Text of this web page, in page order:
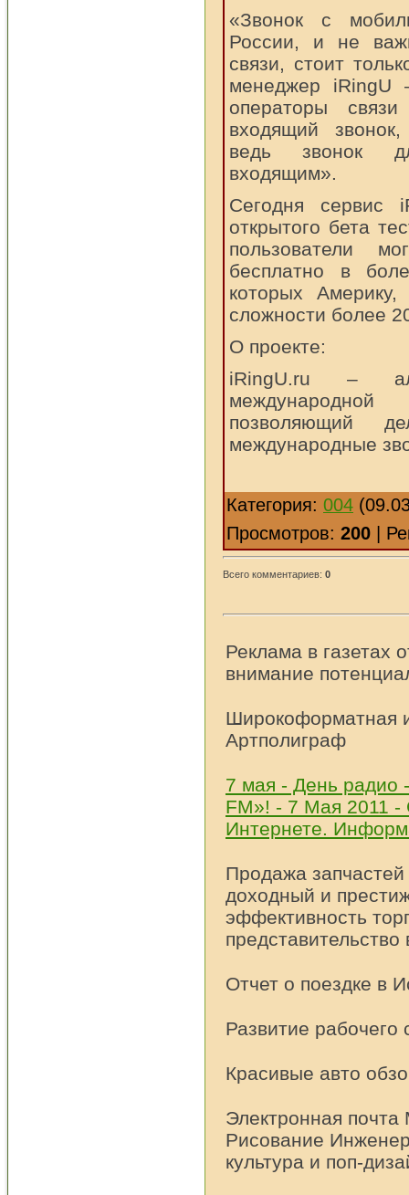
«Звонок с
России, и не
связи, стоит
менеджер
операторы
входящий
ведь звонок
входящим».
Сегодня сервис
открытого бета
пользователи
бесплатно в
которых
сложности более
О проекте:
iRingU.ru –
позволяющий
международные
Категория: 004
Просмотров: 200 |
Всего комментариев: 0
Реклама в газетах
внимание
Широкоформатная
Артполиграф
7 мая - День радио
FM»! - 7 Мая 2011 -
Интернете.
Продажа
доходный и
эффективность
представительство
Отчет о поездке в
Развитие рабочего
Красивые авто
Электронная
Рисование
культура и поп-